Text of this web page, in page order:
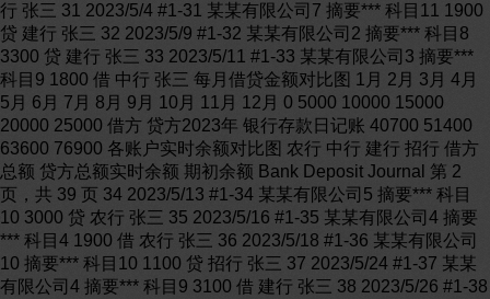
行 张三 31 2023/5/4 #1-31 某某有限公司7 摘要*** 科目11 1900
贷 建行 张三 32 2023/5/9 #1-32 某某有限公司2 摘要*** 科目8
3300 贷 建行 张三 33 2023/5/11 #1-33 某某有限公司3 摘要***
科目9 1800 借 中行 张三 每月借贷金额对比图 1月 2月 3月 4月
5月 6月 7月 8月 9月 10月 11月 12月 0 5000 10000 15000
20000 25000 借方 贷方2023年 银行存款日记账 40700 51400
63600 76900 各账户实时余额对比图 农行 中行 建行 招行 借方
总额 贷方总额实时余额 期初余额 Bank Deposit Journal 第 2
页，共 39 页 34 2023/5/13 #1-34 某某有限公司5 摘要*** 科目
10 3000 贷 农行 张三 35 2023/5/16 #1-35 某某有限公司4 摘要
*** 科目4 1900 借 农行 张三 36 2023/5/18 #1-36 某某有限公司
10 摘要*** 科目10 1100 贷 招行 张三 37 2023/5/24 #1-37 某某
有限公司4 摘要*** 科目9 3100 借 建行 张三 38 2023/5/26 #1-38